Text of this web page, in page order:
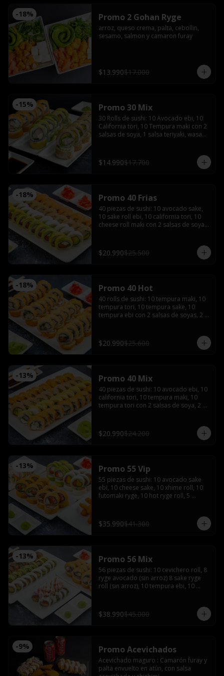
-18% Promo 2 Gohan Ryge
arroz, queso crema, palta, cebollin,
sesamo, salmon y camaron furay
$13.990$17.000
-15% Promo 30 Mix
30 Rolls de sushi: 10 Avocado ebi, 10
California tori, 10 Tempura maki con 2
salsas de soya, 1 salsa teriyaki, wasabi,
$14.990$17.700
-18% Promo 40 Frias
40 piezas de sushi: 10 avocado sake,
10 sake roll ebi, 10 california tori, 10
cheese roll maki con 2 salsas de soya,
$20.990$25.500
-18% Promo 40 Hot
40 rolls de sushi: 10 tempura maki, 10
tempura tori, 10 tempura sake, 10
tempura ebi con 2 salsas de soyas, 2
$20.990$25.600
-13% Promo 40 Mix
40 piezas de sushi: 10 avocado ebi, 10
california tori, 10 tempura maki, 10
tempura tori con 2 salsas de soya, 2
$20.990$24.200
-13% Promo 55 Vip
55 piezas de sushi: 10 avocado sake
ebi, 10 cheese sake, 10 xhime roll, 10
futomaki ryge, 10 hot ryge roll, 5
jengibre
$35.990$41.300
-13% Promo 56 Mix
56 piezas de sushi: 10 cevichero roll, 8
ryge avocado (sin arroz) 8 sake ryge
roll (sin arroz), 10 tempura ebi, 10
teriyaki, wasabi y jengibre
$38.990$45.000
-9% Promo Acevichados
Acevichado maguro : Camarón furay y
palta envuelto en atún, con salsa